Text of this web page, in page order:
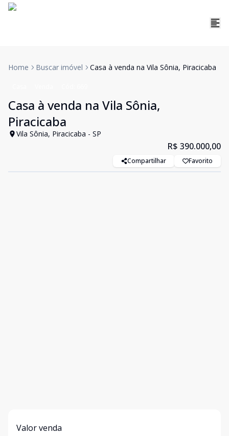
Home Buscar imóvel Casa à venda na Vila Sônia, Piracicaba
Casa à venda na Vila Sônia,
Piracicaba
Vila Sônia, Piracicaba - SP
R$ 390.000,00
Compartilhar Favorito
Valor venda